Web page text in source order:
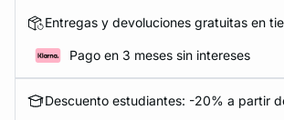
Entregas y devoluciones gratuitas en
Pago en 3 meses sin intereses
Descuento estudiantes: -20% a partir